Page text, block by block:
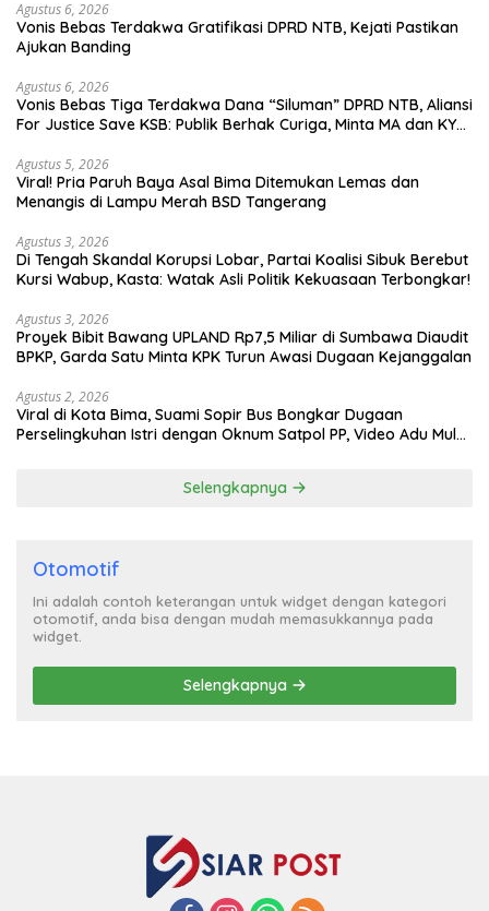
Agustus 6, 2026
Vonis Bebas Terdakwa Gratifikasi DPRD NTB, Kejati Pastikan
Ajukan Banding
Agustus 6, 2026
Vonis Bebas Tiga Terdakwa Dana “Siluman” DPRD NTB, Aliansi
For Justice Save KSB: Publik Berhak Curiga, Minta MA dan KY
Agustus 5, 2026
Viral! Pria Paruh Baya Asal Bima Ditemukan Lemas dan
Menangis di Lampu Merah BSD Tangerang
Agustus 3, 2026
Di Tengah Skandal Korupsi Lobar, Partai Koalisi Sibuk Berebut
Kursi Wabup, Kasta: Watak Asli Politik Kekuasaan Terbongkar!
Agustus 3, 2026
Proyek Bibit Bawang UPLAND Rp7,5 Miliar di Sumbawa Diaudit
BPKP, Garda Satu Minta KPK Turun Awasi Dugaan Kejanggalan
Agustus 2, 2026
Viral di Kota Bima, Suami Sopir Bus Bongkar Dugaan
Perselingkuhan Istri dengan Oknum Satpol PP, Video Adu Mulut
Selengkapnya
Otomotif
Ini adalah contoh keterangan untuk widget dengan kategori
otomotif, anda bisa dengan mudah memasukkannya pada
widget.
Selengkapnya